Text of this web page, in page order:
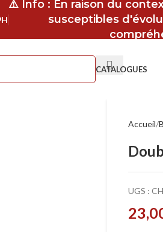
⚠️ Info : En raison du
susceptibles
CATALOGUES
Accueil
UGS :